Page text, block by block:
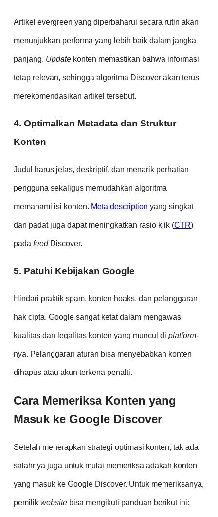
Artikel evergreen yang diperbaharui secara rutin akan
menunjukkan performa yang lebih baik dalam jangka
panjang. Update konten memastikan bahwa informasi
tetap relevan, sehingga algoritma Discover akan terus
merekomendasikan artikel tersebut.
4. Optimalkan Metadata dan Struktur
Konten
Judul harus jelas, deskriptif, dan menarik perhatian
pengguna sekaligus memudahkan algoritma
memahami isi konten. Meta description yang singkat
dan padat juga dapat meningkatkan rasio klik (CTR)
pada feed Discover.
5. Patuhi Kebijakan Google
Hindari praktik spam, konten hoaks, dan pelanggaran
hak cipta. Google sangat ketat dalam mengawasi
kualitas dan legalitas konten yang muncul di platform-
nya. Pelanggaran aturan bisa menyebabkan konten
dihapus atau akun terkena penalti.
Cara Memeriksa Konten yang
Masuk ke Google Discover
Setelah menerapkan strategi optimasi konten, tak ada
salahnya juga untuk mulai memeriksa adakah konten
yang masuk ke Google Discover. Untuk memeriksanya,
pemilik website bisa mengikuti panduan berikut ini: